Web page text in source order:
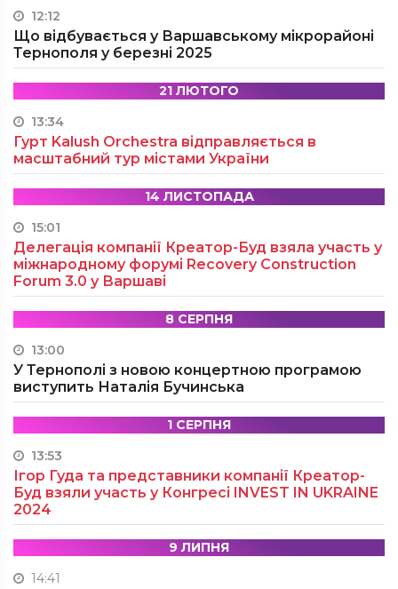
12:12
Що відбувається у Варшавському мікрорайоні
Тернополя у березні 2025
21 ЛЮТОГО
13:34
Гурт Kalush Orchestra відправляється в
масштабний тур містами України
14 ЛИСТОПАДА
15:01
Делегація компанії Креатор-Буд взяла участь у
міжнародному форумі Recovery Construction
Forum 3.0 у Варшаві
8 СЕРПНЯ
13:00
У Тернополі з новою концертною програмою
виступить Наталія Бучинська
1 СЕРПНЯ
13:53
Ігор Гуда та представники компанії Креатор-
Буд взяли участь у Конгресі INVEST IN UKRAINE
2024
9 ЛИПНЯ
14:41